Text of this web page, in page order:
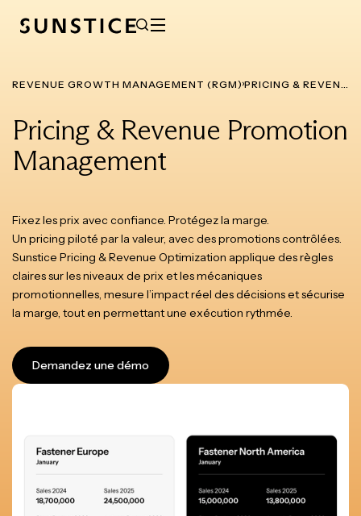
REVENUE GROWTH MANAGEMENT (RGM) PRICING & REVENUE PROMOTION MANAGEMENT
Pricing & Revenue Promotion
Management
Fixez les prix avec confiance. Protégez la marge.
Un pricing piloté par la valeur, avec des promotions contrôlées.
Sunstice Pricing & Revenue Optimization applique des règles
claires sur les niveaux de prix et les mécaniques
promotionnelles, mesure l’impact réel des décisions et sécurise
la marge, tout en permettant une exécution rythmée.
Demandez une démo